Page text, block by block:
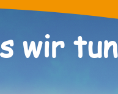
wir tun